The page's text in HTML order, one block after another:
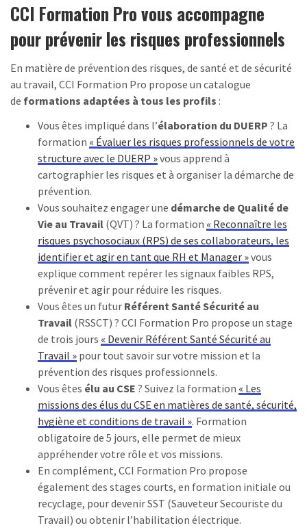
CCI Formation Pro vous accompagne
pour prévenir les risques professionnels
En matière de prévention des risques, de santé et de sécurité
au travail, CCI Formation Pro propose un catalogue
de formations adaptées à tous les profils :
Vous êtes impliqué dans l’élaboration du DUERP ? La
formation « Évaluer les risques professionnels de votre
structure avec le DUERP »vous apprend à
cartographier les risques et à organiser la démarche de
prévention.
Vous souhaitez engager une démarche de Qualité de
Vie au Travail (QVT) ? La formation « Reconnaître les
risques psychosociaux (RPS) de ses collaborateurs, les
identifier et agir en tant que RH et Manager »vous
explique comment repérer les signaux faibles RPS,
prévenir et agir pour réduire les risques.
Vous êtes un futur Référent Santé Sécurité au
Travail (RSSCT) ? CCI Formation Pro propose un stage
de trois jours « Devenir Référent Santé Sécurité au
Travail » pour tout savoir sur votre mission et la
prévention des risques professionnels.
Vous êtes élu au CSE ? Suivez la formation « Les
missions des élus du CSE en matières de santé, sécurité,
hygiène et conditions de travail ». Formation
obligatoire de 5 jours, elle permet de mieux
appréhender votre rôle et vos missions.
En complément, CCI Formation Pro propose
également des stages courts, en formation initiale ou
recyclage, pour devenir SST (Sauveteur Secouriste du
Travail) ou obtenir l’habilitation électrique.